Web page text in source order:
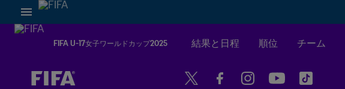
FIFA U-17女子ワールドカップ2025 結果と日程 順位 チーム
未定 vs 未定